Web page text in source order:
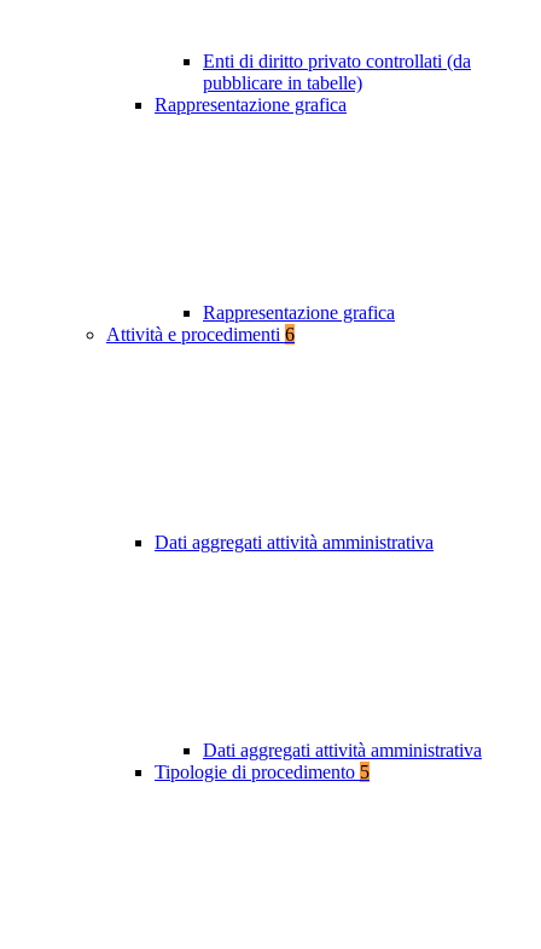
Enti di diritto privato controllati (da
pubblicare in tabelle)
Rappresentazione grafica
Rappresentazione grafica
Attività e procedimenti 6
Dati aggregati attività amministrativa
Dati aggregati attività amministrativa
Tipologie di procedimento 5